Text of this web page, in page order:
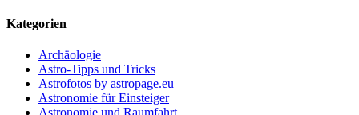
Kategorien
Archäologie
Astro-Tipps und Tricks
Astrofotos by astropage.eu
Astronomie für Einsteiger